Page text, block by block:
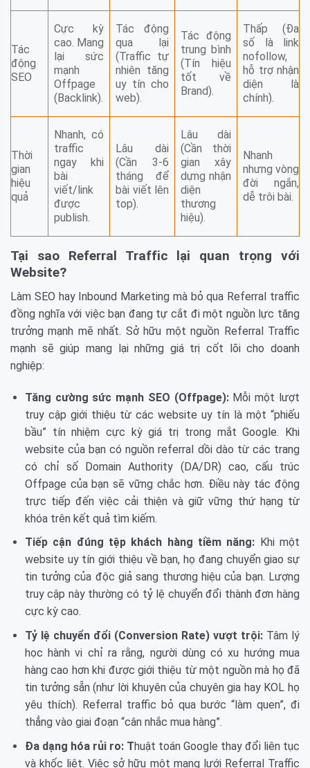
Tác
động
SEO
Cực kỳ
cao. Mang
lại sức
mạnh
Offpage
(Backlink).
Tác động
qua lại
(Traffic tự
nhiên tăng
uy tín cho
web).
Tác động
trung bình
(Tín hiệu
tốt về
Brand).
Thấp (Đa
số là link
nofollow,
hỗ trợ nhận
diện là
chính).
Thời
gian
hiệu
quả
Nhanh, có
traffic
ngay khi
bài
viết/link
được
publish.
Lâu dài
(Cần 3-6
tháng để
bài viết lên
top).
Lâu dài
(Cần thời
gian xây
dựng nhận
diện
thương
hiệu).
Nhanh
nhưng vòng
đời ngắn,
dễ trôi bài.
Tại sao Referral Traffic lại quan trọng với
Website?
Làm SEO hay Inbound Marketing mà bỏ qua Referral traffic
đồng nghĩa với việc bạn đang tự cắt đi một nguồn lực tăng
trưởng mạnh mẽ nhất. Sở hữu một nguồn Referral Traffic
mạnh sẽ giúp mang lại những giá trị cốt lõi cho doanh
nghiệp:
Tăng cường sức mạnh SEO (Offpage):Mỗi một lượt
truy cập giới thiệu từ các website uy tín là một “phiếu
bầu” tín nhiệm cực kỳ giá trị trong mắt Google. Khi
website của bạn có nguồn referral dồi dào từ các trang
có chỉ số Domain Authority (DA/DR) cao, cấu trúc
Offpage của bạn sẽ vững chắc hơn. Điều này tác động
trực tiếp đến việc cải thiện và giữ vững thứ hạng từ
khóa trên kết quả tìm kiếm.
Tiếp cận đúng tệp khách hàng tiềm năng: Khi một
website uy tín giới thiệu về bạn, họ đang chuyển giao sự
tin tưởng của độc giả sang thương hiệu của bạn. Lượng
truy cập này thường có tỷ lệ chuyển đổi thành đơn hàng
cực kỳ cao.
Tỷ lệ chuyển đổi (Conversion Rate) vượt trội:Tâm lý
học hành vi chỉ ra rằng, người dùng có xu hướng mua
hàng cao hơn khi được giới thiệu từ một nguồn mà họ đã
tin tưởng sẵn (như lời khuyên của chuyên gia hay KOL họ
yêu thích). Referral traffic bỏ qua bước “làm quen”, đi
thẳng vào giai đoạn “cân nhắc mua hàng”.
Đa dạng hóa rủi ro: Thuật toán Google thay đổi liên tục
và khốc liệt. Việc sở hữu một mạng lưới Referral Traffic